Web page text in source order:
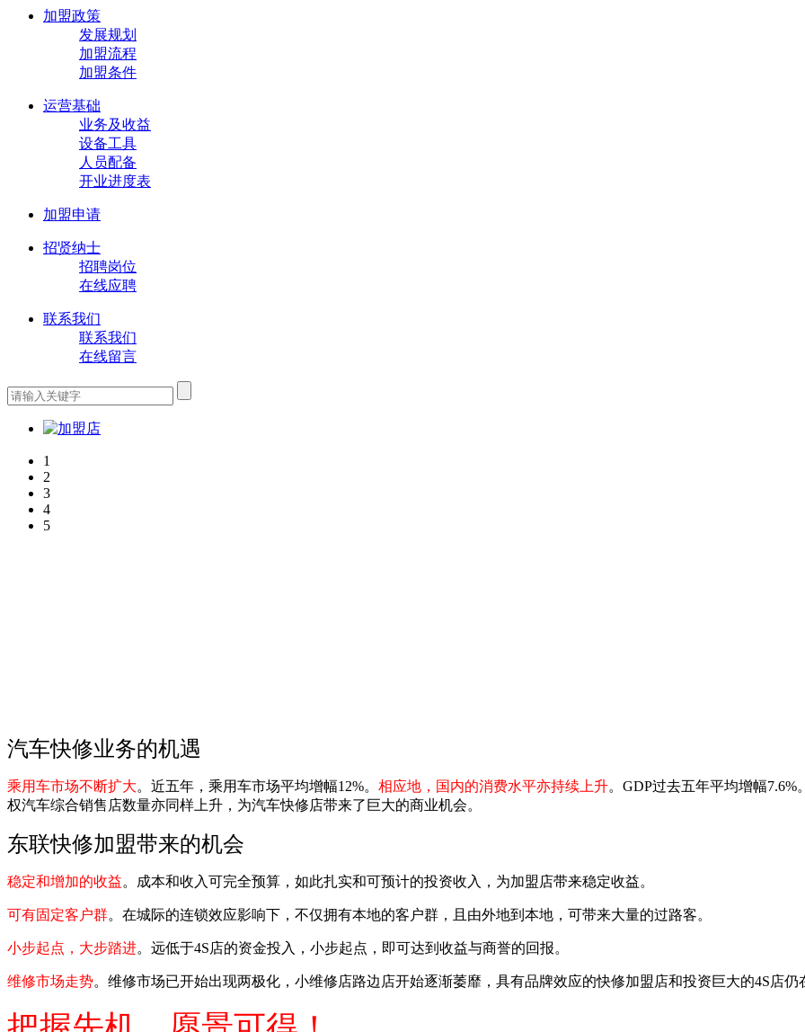
加盟政策
发展规划
加盟流程
加盟条件
运营基础
业务及收益
设备工具
人员配备
开业进度表
加盟申请
招贤纳士
招聘岗位
在线应聘
联系我们
联系我们
在线留言
1
2
3
4
5
汽车快修业务的机遇
乘用车市场不断扩大。 近五年，乘用车市场平均增幅12%。 相应地，国内的消费水平亦持续上升。 GDP过去五年平均增幅7.6%
权汽车综合销售店数量亦同样上升，为汽车快修店带来了巨大的商业机会。
东联快修加盟带来的机会
稳定和增加的收益。成本和收入可完全预算，如此扎实和可预计的投资收入，为加盟店带来稳定收益。
可有固定客户群。在城际的连锁效应影响下，不仅拥有本地的客户群，且由外地到本地，可带来大量的过路客。
小步起点，大步踏进。 远低于4S店的资金投入，小步起点，即可达到收益与商誉的回报。
维修市场走势。 维修市场已开始出现两极化，小维修店路边店开始逐渐萎靡，具有品牌效应的快修加盟店和投资巨大的4S店